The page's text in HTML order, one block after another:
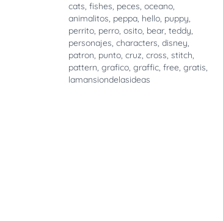
cats, fishes, peces, oceano,
animalitos, peppa, hello, puppy,
perrito, perro, osito, bear, teddy,
personajes, characters, disney,
patron, punto, cruz, cross, stitch,
pattern, grafico, graffic, free, gratis,
lamansiondelasideas